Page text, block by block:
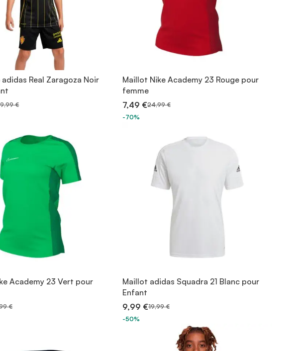
adidas Real Zaragoza Noir
€
Maillot Nike Academy 23 Rouge pour
femme
7,49 €24,99 €
-70%
Academy 23 Vert pour
€
Maillot adidas Squadra 21 Blanc pour
Enfant
9,99 €19,99 €
-50%